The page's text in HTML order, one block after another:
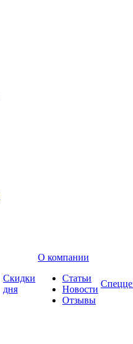
Скидки
дня
О компании
Статьи
Новости
Отзывы